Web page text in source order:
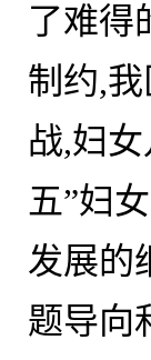
了难得
制约,
战,妇
五”妇
发展的
题导向